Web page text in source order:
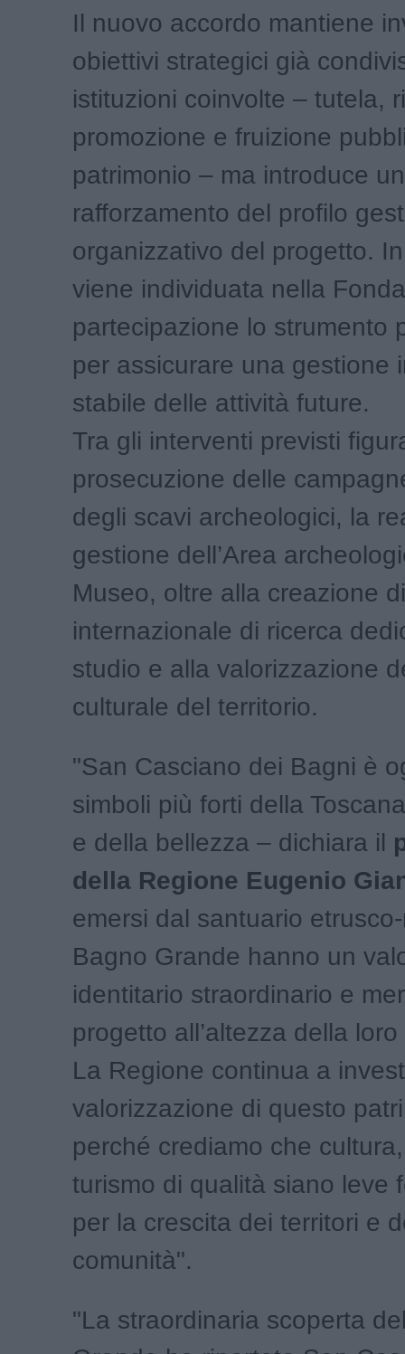
Il nuovo accordo mantiene
obiettivi strategici già
istituzioni coinvolte – tutela,
promozione e fruizione
patrimonio – ma introduce un
rafforzamento del profilo
organizzativo del progetto.
viene individuata nella
partecipazione lo strumento
per assicurare una gestione
stabile delle attività future.
Tra gli interventi previsti
prosecuzione delle
degli scavi archeologici, la
gestione dell’Area
Museo, oltre alla creazione
internazionale di ricerca
studio e alla valorizzazione
culturale del territorio.
"San Casciano dei Bagni è
simboli più forti della
e della bellezza – dichiara il
della Regione Eugenio
emersi dal santuario
Bagno Grande hanno un
identitario straordinario e
progetto all’altezza della
La Regione continua a
valorizzazione di questo
perché crediamo che
turismo di qualità siano leve
per la crescita dei territori e
comunità".
"La straordinaria scoperta